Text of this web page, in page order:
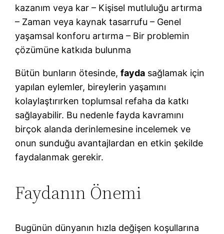
kazanım veya kar – Kişisel mutluluğu artırma
– Zaman veya kaynak tasarrufu – Genel
yaşamsal konforu artırma – Bir problemin
çözümüne katkıda bulunma
Bütün bunların ötesinde,fayda sağlamak için
yapılan eylemler, bireylerin yaşamını
kolaylaştırırken toplumsal refaha da katkı
sağlayabilir. Bu nedenle fayda kavramını
birçok alanda derinlemesine incelemek ve
onun sunduğu avantajlardan en etkin şekilde
faydalanmak gerekir.
Faydanın Önemi
Bugünün dünyanın hızla değişen koşullarına